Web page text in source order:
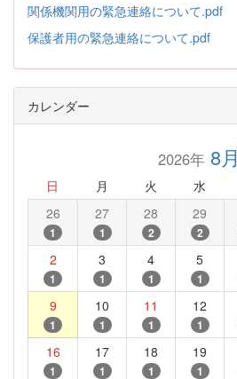
関係機関用の緊急連絡について.pdf
保護者用の緊急連絡について.pdf
カレンダー
2026年8月
日 月 火 水
26
1
27
1
28
2
29
2
2
1
3
1
4
1
5
1
9
1
10
1
11
1
12
1
16
1
17
1
18
1
19
1